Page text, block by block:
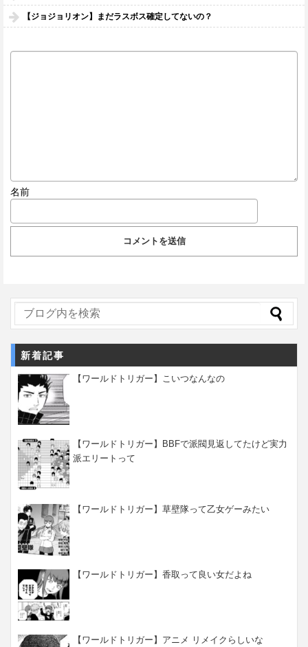
【ジョジョリオン】まだラスボス確定してないの？
名前
新着記事
【ワールドトリガー】こいつなんなの
【ワールドトリガー】BBFで派閥見返してたけど実力
派エリートって
【ワールドトリガー】草壁隊って乙女ゲーみたい
【ワールドトリガー】香取って良い女だよね
【ワールドトリガー】アニメ リメイクらしいな